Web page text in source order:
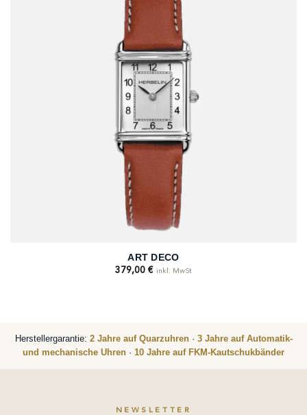
ART DECO
379,00 € inkl. MwSt
Herstellergarantie: 2 Jahre auf Quarzuhren· 3 Jahre auf Automatik-
und mechanische Uhren · 10 Jahre auf FKM-Kautschukbänder
NEWSLETTER